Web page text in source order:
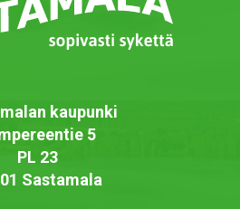
kaupunki
5
PL 23
Sastamala